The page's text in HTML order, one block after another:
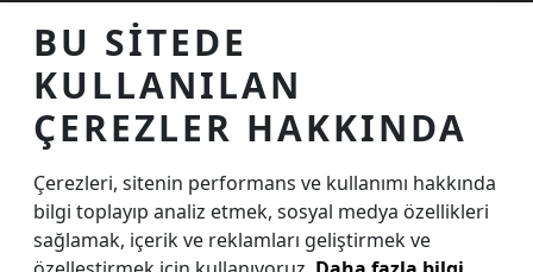
ALIŞVERIŞ MERKEZINIZ
TEMASTA OLALIM
İnternet Sitesi Ziyaretçi Aydınlatma Metni
Çerez Aydınlatma Metni
BU SITEDE
KULLANILAN
ÇEREZLER HAKKINDA
Çerezleri, sitenin performans ve kullanımı hakkında
bilgi toplayıp analiz etmek, sosyal medya özellikleri
sağlamak, içerik ve reklamları geliştirmek ve